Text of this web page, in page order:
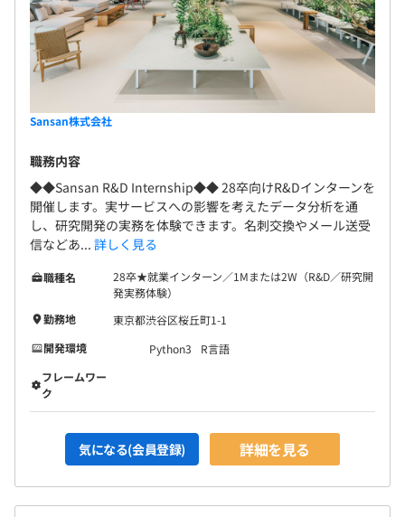
Sansan株式会社
職務内容
◆◆Sansan R&D Internship◆◆ 28卒向けR&Dインターンを
開催します。実サービスへの影響を考えたデータ分析を通
し、研究開発の実務を体験できます。名刺交換やメール送受
信などあ... 詳しく見る
職種名
28卒★就業インターン／1Mまたは2W（R&D／研究開
発実務体験）
勤務地
東京都渋谷区桜丘町1-1
開発環境
Python3
R言語
フレームワー
ク
気になる(会員登録) 詳細を見る